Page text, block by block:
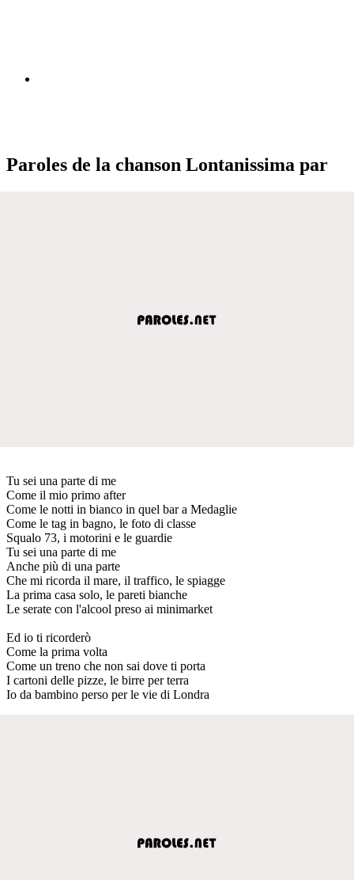
Paroles de la chanson Lontanissima par
Tu sei una parte di me
Come il mio primo after
Come le notti in bianco in quel bar a Medaglie
Come le tag in bagno, le foto di classe
Squalo 73, i motorini e le guardie
Tu sei una parte di me
Anche più di una parte
Che mi ricorda il mare, il traffico, le spiagge
La prima casa solo, le pareti bianche
Le serate con l'alcool preso ai minimarket
Ed io ti ricorderò
Come la prima volta
Come un treno che non sai dove ti porta
I cartoni delle pizze, le birre per terra
Io da bambino perso per le vie di Londra